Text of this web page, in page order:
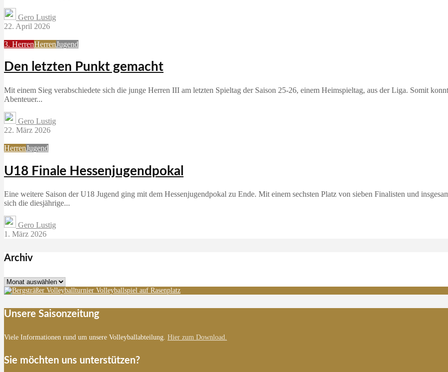
Gero Lustig
22. April 2026
3. HerrenHerrenJugend
Den letzten Punkt gemacht
Mit einem Sieg verabschiedete sich die junge Herren III am letzten Spieltag der Saison 25-26, einem Heimspieltag, aus der Liga. Somit
Abenteuer...
Gero Lustig
22. März 2026
HerrenJugend
U18 Finale Hessenjugendpokal
Eine weitere Saison der U18 Jugend ging mit dem Hessenjugendpokal zu Ende. Mit einem sechsten Platz von sieben Finalisten und
sich die diesjährige...
Gero Lustig
1. März 2026
Archiv
Archiv
Unsere Saisonzeitung
Viele Informationen rund um unsere Volleyballabteilung. Hier zum Download.
Sie möchten uns unterstützen?